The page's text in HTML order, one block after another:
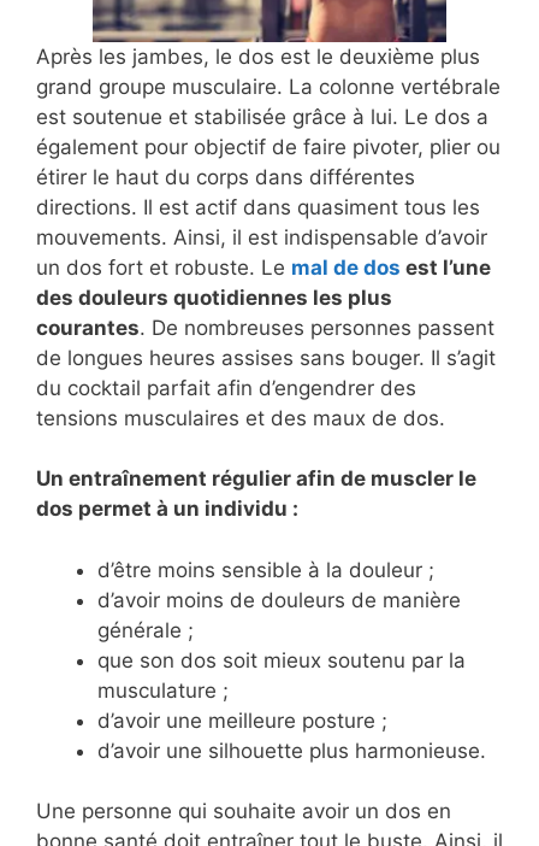
Après les jambes, le dos est le deuxième plus
grand groupe musculaire. La colonne vertébrale
est soutenue et stabilisée grâce à lui. Le dos a
également pour objectif de faire pivoter, plier ou
étirer le haut du corps dans différentes
directions. Il est actif dans quasiment tous les
mouvements. Ainsi, il est indispensable d’avoir
un dos fort et robuste. Le mal de dos est l’une
des douleurs quotidiennes les plus
courantes. De nombreuses personnes passent
de longues heures assises sans bouger. Il s’agit
du cocktail parfait afin d’engendrer des
tensions musculaires et des maux de dos.
Un entraînement régulier afin de muscler le
dos permet à un individu :
d’être moins sensible à la douleur ;
d’avoir moins de douleurs de manière
générale ;
que son dos soit mieux soutenu par la
musculature ;
d’avoir une meilleure posture ;
d’avoir une silhouette plus harmonieuse.
Une personne qui souhaite avoir un dos en